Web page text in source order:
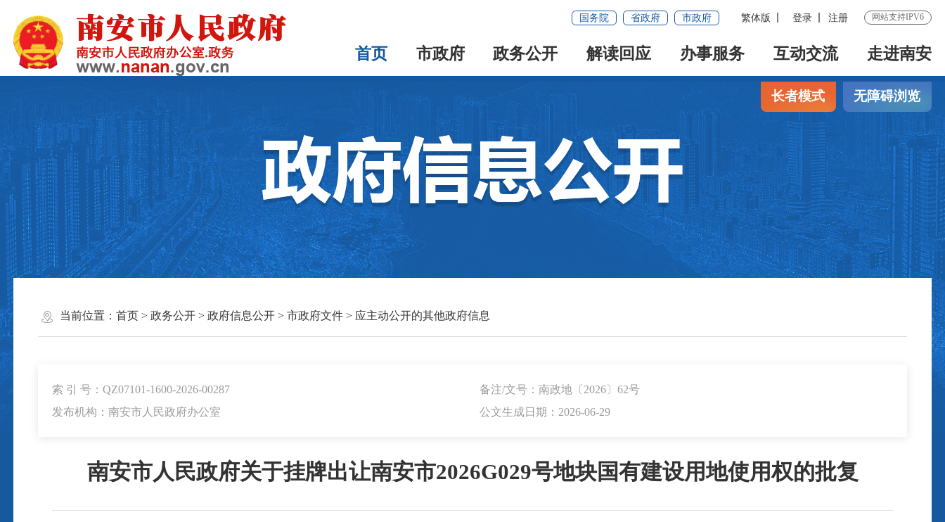
国务院 省政府 市政府 繁体版 登录 注册 网站支持IPV6
首页 市政府 政务公开 解读回应 办事服务 互动交流 走进南安
长者模式 无障碍浏览
当前位置： 首页> 政务公开> 政府信息公开> 市政府文件> 应主动公开的其他政府信息
索 引 号：QZ07101-1600-2026-00287
备注/文号：南政地〔2026〕62号
发布机构：南安市人民政府办公室
公文生成日期：2026-06-29
南安市人民政府关于挂牌出让南安市2026G029号地块国有建设用地使用权的批复